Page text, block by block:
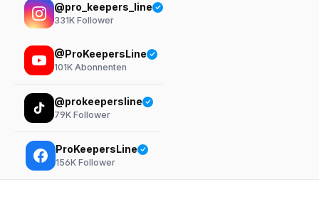
@pro_keepers_line
331K Follower
@ProKeepersLine
101K Abonnenten
@prokeepersline
79K Follower
ProKeepersLine
156K Follower